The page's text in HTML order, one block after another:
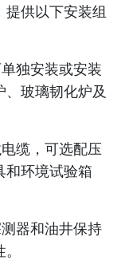
供以下安装组
独安装或安装
玻璃韧化炉及
缆，可选配压
和环境试验箱
器和油井保持